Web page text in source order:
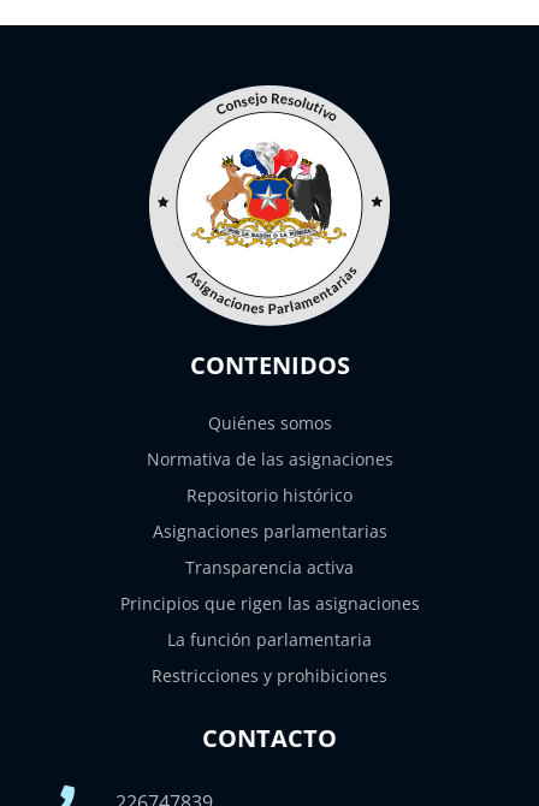
CONTENIDOS
Quiénes somos
Normativa de las asignaciones
Repositorio histórico
Asignaciones parlamentarias
Transparencia activa
Principios que rigen las asignaciones
La función parlamentaria
Restricciones y prohibiciones
CONTACTO